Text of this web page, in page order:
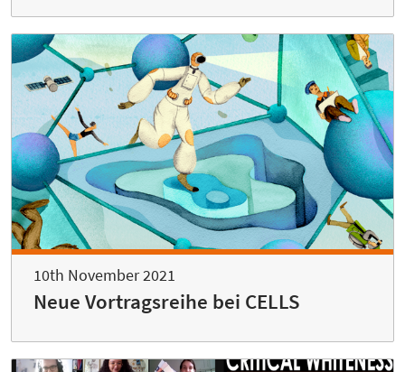
10th November 2021
Neue Vortragsreihe bei CELLS